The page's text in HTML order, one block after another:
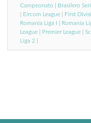
Campeonato
Brasilero
Eircom League First
Romania Liga I
Romania
League
Premier League
Liga 2